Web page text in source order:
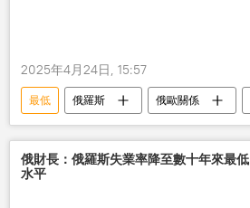
2025年4月24日, 15:57
最低 俄羅斯 俄歐關係
俄財長：俄羅斯失業率降至數十年來最低
水平